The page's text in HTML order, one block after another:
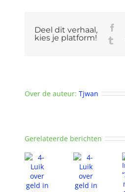
Deel dit verhaal,
kies je platform!
Over de auteur: Tjwan
Gerelateerde berichten